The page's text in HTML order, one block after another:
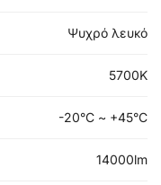
Ψυχρό λευκό
5700K
-20°C ~ +45°C
14000lm